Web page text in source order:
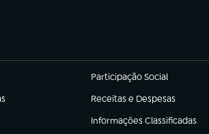
Participação Social
(abre em nova aba)
Receitas e Despesas
(abre em nova aba)
Informações Classificadas
(abre em nova aba)